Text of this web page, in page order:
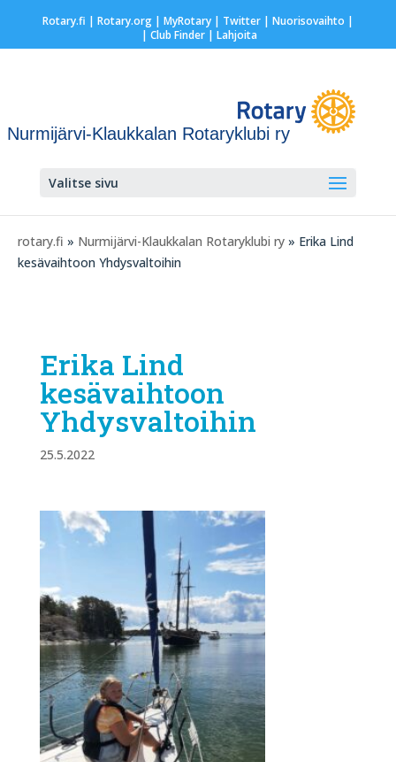
Rotary.fi | Rotary.org| MyRotary| Twitter| Nuorisovaihto |
| Club Finder| Lahjoita
Nurmijärvi-Klaukkalan Rotaryklubi ry
Valitse sivu
rotary.fi » Nurmijärvi-Klaukkalan Rotaryklubi ry » Erika Lind
kesävaihtoon Yhdysvaltoihin
Erika Lind
kesävaihtoon
Yhdysvaltoihin
25.5.2022